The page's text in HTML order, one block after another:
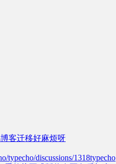
博客迁移好麻烦呀
typecho/discussions/1318typecho